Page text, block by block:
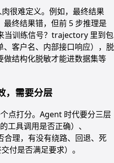
很难定义。例如，最终结果
终结果错，但前 5 步推理是
当训练信号？trajectory 里到包
客户名、内部接口响应），脱
结构化脱敏才能进数据集等
，需要分层
点打分。Agent 时代要分三层
工具调用是否正确）、
理，有没有绕路、回退、死
付是否满足要求）。